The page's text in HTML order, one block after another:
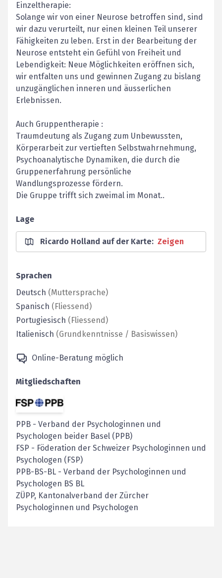
Einzeltherapie:
Solange wir von einer Neurose betroffen sind, sind
wir dazu verurteilt, nur einen kleinen Teil unserer
Fähigkeiten zu leben. Erst in der Bearbeitung der
Neurose entsteht ein Gefühl von Freiheit und
Lebendigkeit: Neue Möglichkeiten eröffnen sich,
wir entfalten uns und gewinnen Zugang zu bislang
unzugänglichen inneren und äusserlichen
Erlebnissen.
Auch Gruppentherapie :
Traumdeutung als Zugang zum Unbewussten,
Körperarbeit zur vertieften Selbstwahrnehmung,
Psychoanalytische Dynamiken, die durch die
Gruppenerfahrung persönliche
Wandlungsprozesse fördern.
Die Gruppe trifft sich zweimal im Monat..
Lage
Ricardo Holland auf der Karte: Zeigen
Sprachen
Deutsch (Muttersprache)
Spanisch (Fliessend)
Portugiesisch (Fliessend)
Italienisch (Grundkenntnisse / Basiswissen)
Online-Beratung möglich
Mitgliedschaften
PPB - Verband der Psychologinnen und
Psychologen beider Basel (PPB)
FSP - Föderation der Schweizer Psychologinnen und
Psychologen (FSP)
PPB-BS-BL - Verband der Psychologinnen und
Psychologen BS BL
ZÜPP, Kantonalverband der Zürcher
Psychologinnen und Psychologen